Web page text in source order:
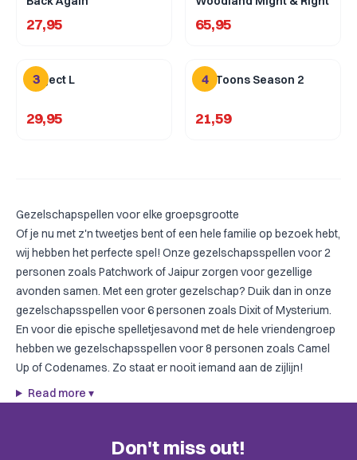
27,95 65,95
3
Project L
29,95
4
FlipToons Season 2
21,59
Gezelschapspellen voor elke groepsgrootte
Of je nu met z'n tweetjes bent of een hele familie op bezoek hebt,
wij hebben het perfecte spel! Onze gezelschapsspellen voor 2
personen zoals PatchworkofJaipur zorgen voor gezellige
avonden samen. Met een groter gezelschap? Duik dan in onze
gezelschapsspellen voor 6 personen zoals DixitofMysterium.
En voor die epische spelletjesavond met de hele vriendengroep
hebben we gezelschapsspellen voor 8 personen zoals Camel
Up ofCodenames. Zo staat er nooit iemand aan de zijlijn!
Read more ▾
Don't miss out!